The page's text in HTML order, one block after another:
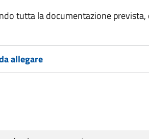
tutta la documentazione
allegare